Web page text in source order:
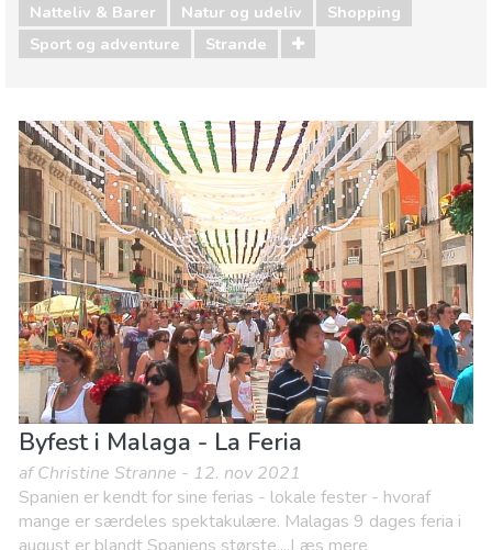
Natteliv & Barer
Natur og udeliv
Shopping
Sport og adventure
Strande
Børn og familie
Hvor skal I bo
Lokale events
Mad & Restauranter
Museum & Kunst
Natteliv & Barer
Natur og udeliv
Shopping
Sport og adventure
Strande
Byfest i Malaga - La Feria
af Christine Stranne - 12. nov 2021
Spanien er kendt for sine ferias - lokale fester - hvoraf
mange er særdeles spektakulære. Malagas 9 dages feria i